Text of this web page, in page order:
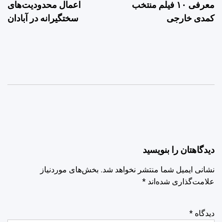
نوشته
معرفی ۱۰ فیلم منتخب
کمدی خارجی
اعمال محدودیت‌های
سختگیرانه در آبادان
دیدگاهتان را بنویسید
نشانی ایمیل شما منتشر نخواهد شد. بخش‌های موردنیاز
علامت‌گذاری شده‌اند *
دیدگاه *